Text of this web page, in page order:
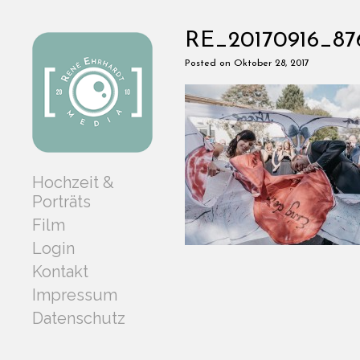
Hochzeit &
Porträts
Film
Login
Kontakt
Impressum
Datenschutz
Posted on Oktober 28, 2017